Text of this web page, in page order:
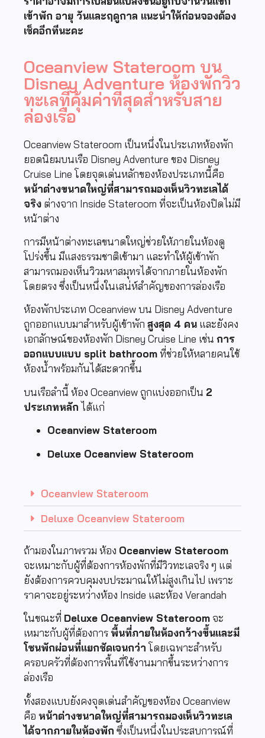
เข้าพัก อายุ วันและฤดูกาล แนะนำให้ก่อนจองต้อง
เช็คอีกทีนะคะ
Oceanview Stateroom บน
Disney Adventure ห้องพักวิว
ทะเลที่คุ้มค่าที่สุดสำหรับสาย
ล่องเรือ
Oceanview Stateroom เป็นหนึ่งในประเภทห้องพัก
ยอดนิยมบนเรือ Disney Adventure ของ Disney
Cruise Line โดยจุดเด่นหลักของห้องประเภทนี้คือ
หน้าต่างขนาดใหญ่ที่สามารถมองเห็นวิวทะเลได้
จริง ต่างจาก Inside Stateroom ที่จะเป็นห้องปิดไม่มี
หน้าต่าง
การมีหน้าต่างทะเลขนาดใหญ่ช่วยให้ภายในห้องดู
โปร่งขึ้น มีแสงธรรมชาติเข้ามา และทำให้ผู้เข้าพัก
สามารถมองเห็นวิวมหาสมุทรได้จากภายในห้องพัก
โดยตรง ซึ่งเป็นหนึ่งในเสน่ห์สำคัญของการล่องเรือ
ห้องพักประเภท Oceanview บน Disney Adventure
ถูกออกแบบมาสำหรับผู้เข้าพัก สูงสุด 4 คน และยังคง
เอกลักษณ์ของห้องพัก Disney Cruise Line เช่น การ
ออกแบบแบบ split bathroomที่ช่วยให้หลายคนใช้
ห้องน้ำพร้อมกันได้สะดวกขึ้น
บนเรือลำนี้ ห้อง Oceanview ถูกแบ่งออกเป็น 2
ประเภทหลัก ได้แก่
Oceanview Stateroom
Deluxe Oceanview Stateroom
Oceanview Stateroom
Deluxe Oceanview Stateroom
ถ้ามองในภาพรวม ห้อง Oceanview Stateroom
จะเหมาะกับผู้ที่ต้องการห้องพักที่มีวิวทะเลจริง ๆ แต่
ยังต้องการควบคุมงบประมาณให้ไม่สูงเกินไป เพราะ
ราคาจะอยู่ระหว่างห้อง Inside และห้อง Verandah
ในขณะที่ Deluxe Oceanview Stateroom จะ
เหมาะกับผู้ที่ต้องการ พื้นที่ภายในห้องกว้างขึ้นและมี
โซนพักผ่อนที่แยกชัดเจนกว่า โดยเฉพาะสำหรับ
ครอบครัวที่ต้องการพื้นที่ใช้งานมากขึ้นระหว่างการ
ล่องเรือ
ทั้งสองแบบยังคงจุดเด่นสำคัญของห้อง Oceanview
คือ หน้าต่างขนาดใหญ่ที่สามารถมองเห็นวิวทะเล
ได้จากภายในห้องพัก ซึ่งเป็นหนึ่งในประสบการณ์ที่